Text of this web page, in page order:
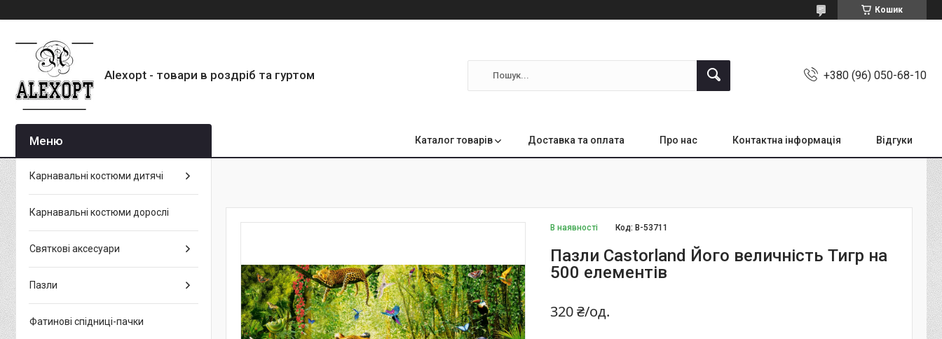
Кошик
Alexopt - товари в роздріб та гуртом +380 (96) 050-68-10
Каталог товарів Доставка та оплата Про нас Контактна інформація Відгуки
В наявності Код: В-53711
Пазли Castorland Його величність Тигр на
500 елементів
320 ₴/од.
Карнавальні костюми дитячі
Карнавальні костюми дорослі
Святкові аксесуари
Пазли
Фатинові спідниці-пачки